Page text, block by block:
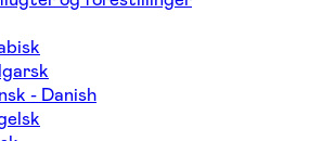
- Danish